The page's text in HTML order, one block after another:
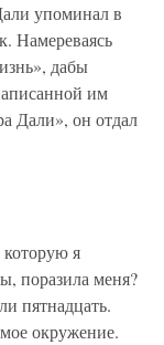
упоминал в
Намереваясь
дабы
им
Дали», он отдал
я
поразила меня?
пятнадцать.
окружение.